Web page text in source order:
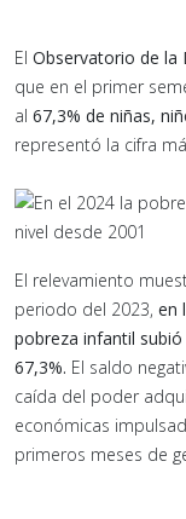
El Observatorio de la
que en el primer
al 67,3% de niñas,
representó la cifra
El relevamiento
periodo del 2023, en
pobreza infantil
67,3%. El saldo
caída del poder
económicas
primeros meses de